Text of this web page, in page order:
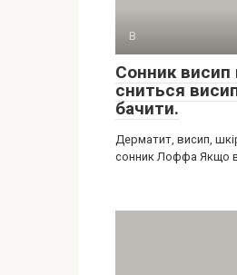
В
Сонник висип
сниться
бачити.
Дерматит, висип,
сонник Лоффа Якщо